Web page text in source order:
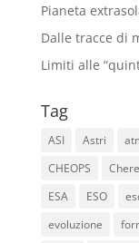
Pianeta
Dalle tracce di
Limiti alle
Tag
ASI Astri
CHEOPS
ESA
ESO
evoluzione